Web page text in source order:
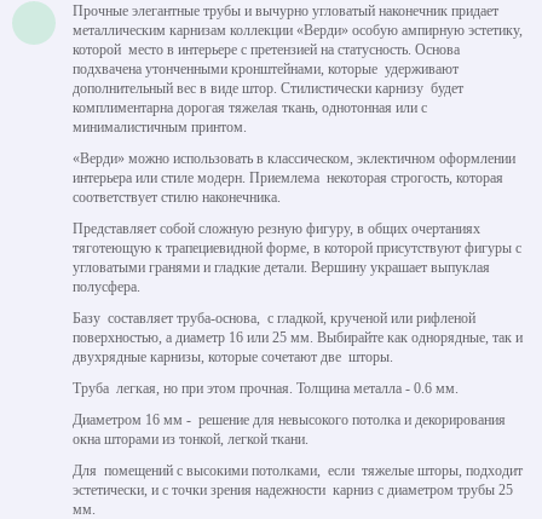
Прочные элегантные трубы и вычурно угловатый наконечник придает
металлическим карнизам коллекции «Верди» особую ампирную эстетику,
которой место в интерьере с претензией на статусность. Основа
подхвачена утонченными кронштейнами, которые удерживают
дополнительный вес в виде штор. Стилистически карнизу будет
комплиментарна дорогая тяжелая ткань, однотонная или с
минималистичным принтом.
«Верди» можно использовать в классическом, эклектичном оформлении
интерьера или стиле модерн. Приемлема некоторая строгость, которая
соответствует стилю наконечника.
Представляет собой сложную резную фигуру, в общих очертаниях
тяготеющую к трапециевидной форме, в которой присутствуют фигуры с
угловатыми гранями и гладкие детали. Вершину украшает выпуклая
полусфера.
Базу составляет труба-основа, с гладкой, крученой или рифленой
поверхностью, а диаметр 16 или 25 мм. Выбирайте как однорядные, так и
двухрядные карнизы, которые сочетают две шторы.
Труба легкая, но при этом прочная. Толщина металла - 0.6 мм.
Диаметром 16 мм - решение для невысокого потолка и декорирования
окна шторами из тонкой, легкой ткани.
Для помещений с высокими потолками, если тяжелые шторы, подходит
эстетически, и с точки зрения надежности карниз с диаметром трубы 25
мм.